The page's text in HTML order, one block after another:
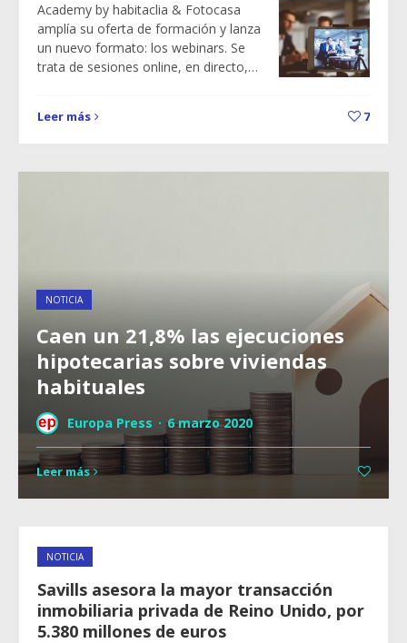
Academy by habitaclia & Fotocasa
amplía su oferta de formación y lanza
un nuevo formato: los webinars. Se
trata de sesiones online, en directo,…
Leer más 7
NOTICIA
Caen un 21,8% las ejecuciones
hipotecarias sobre viviendas
habituales
Europa Press · 6 marzo 2020
Leer más
NOTICIA
Savills asesora la mayor transacción
inmobiliaria privada de Reino Unido, por
5.380 millones de euros